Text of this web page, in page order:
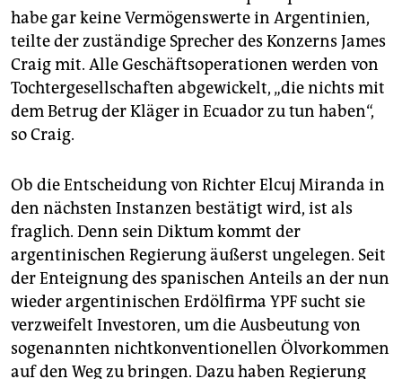
habe gar keine Vermögenswerte in Argentinien,
teilte der zuständige Sprecher des Konzerns James
Craig mit. Alle Geschäftsoperationen werden von
Tochtergesellschaften abgewickelt, „die nichts mit
dem Betrug der Kläger in Ecuador zu tun haben“,
so Craig.
Ob die Entscheidung von Richter Elcuj Miranda in
den nächsten Instanzen bestätigt wird, ist als
fraglich. Denn sein Diktum kommt der
argentinischen Regierung äußerst ungelegen. Seit
der Enteignung des spanischen Anteils an der nun
wieder argentinischen Erdölfirma YPF sucht sie
verzweifelt Investoren, um die Ausbeutung von
sogenannten nichtkonventionellen Ölvorkommen
auf den Weg zu bringen. Dazu haben Regierung